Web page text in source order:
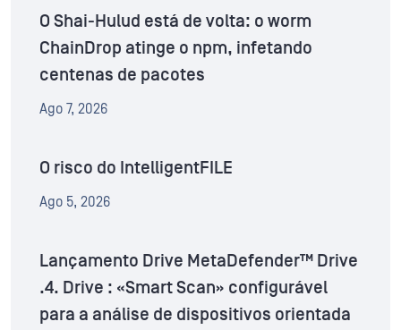
O Shai-Hulud está de volta: o worm
ChainDrop atinge o npm, infetando
centenas de pacotes
Ago 7, 2026
O risco do IntelligentFILE
Ago 5, 2026
Lançamento Drive MetaDefender™ Drive
.4. Drive : «Smart Scan» configurável
para a análise de dispositivos orientada